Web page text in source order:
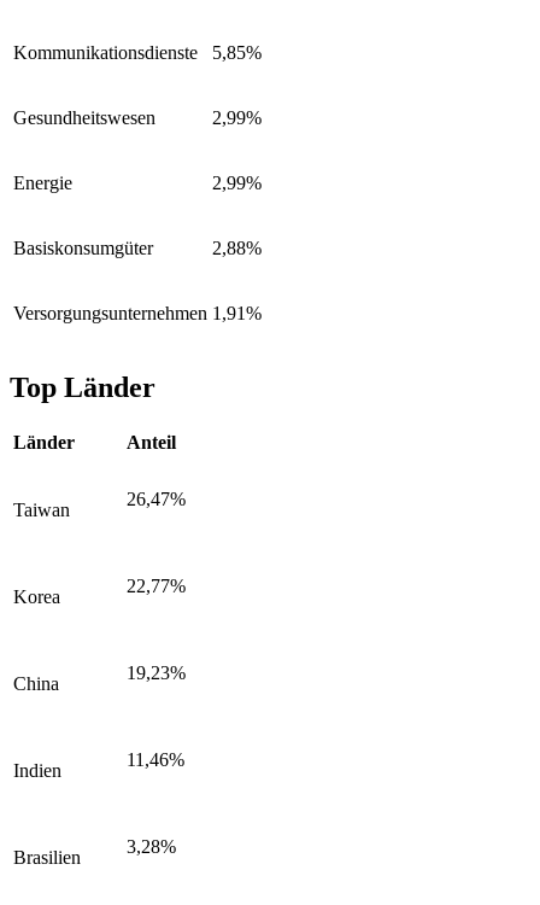
Kommunikationsdienste 5,85%
Gesundheitswesen 2,99%
Energie 2,99%
Basiskonsumgüter 2,88%
Versorgungsunternehmen 1,91%
Top Länder
Länder Anteil
Taiwan
26,47%
Korea
22,77%
China
19,23%
Indien
11,46%
Brasilien
3,28%